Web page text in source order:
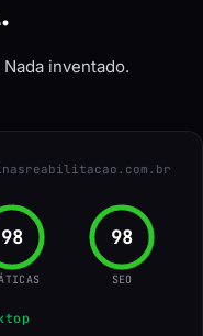
inventado.
100 100
SEO